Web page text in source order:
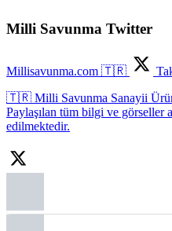
Milli Savunma Twitter
Millisavunma.com 🇹🇷
🇹🇷 Milli Savunma Sanayii Ürün
Paylaşılan tüm bilgi ve görseller
edilmektedir.